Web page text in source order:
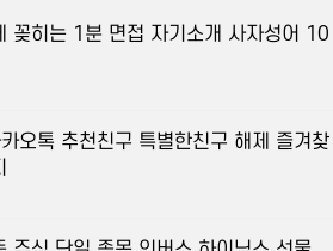
꽂히는 1분 면접 자기소개 사자성어 10
오톡 추천친구 특별한친구 해제 즐겨찾